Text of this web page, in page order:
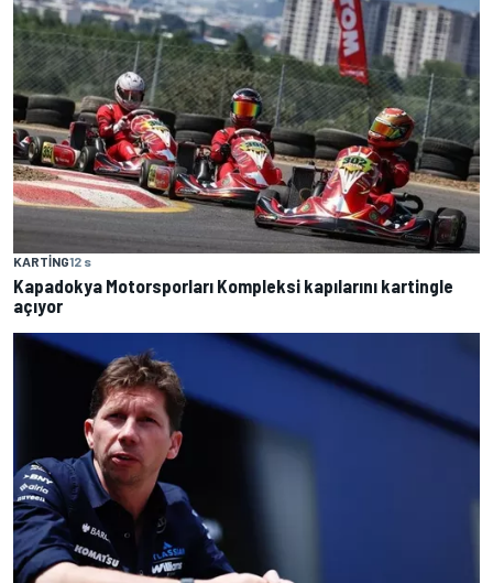
KARTING12 s
Kapadokya Motorsporları Kompleksi kapılarını kartingle
açıyor